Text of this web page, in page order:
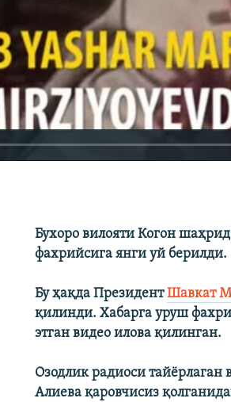
Бухоро вилояти Когон
фахрийсига янги уй берилди.
Бу ҳақда ПрезидентШавкат
қилинди. Хабарга уруш
этган видео илова қилинган.
Озодлик радиоси
Алиева қаровчисиз